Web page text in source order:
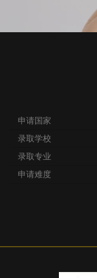
申请国家
录取学校
录取专业
申请难度